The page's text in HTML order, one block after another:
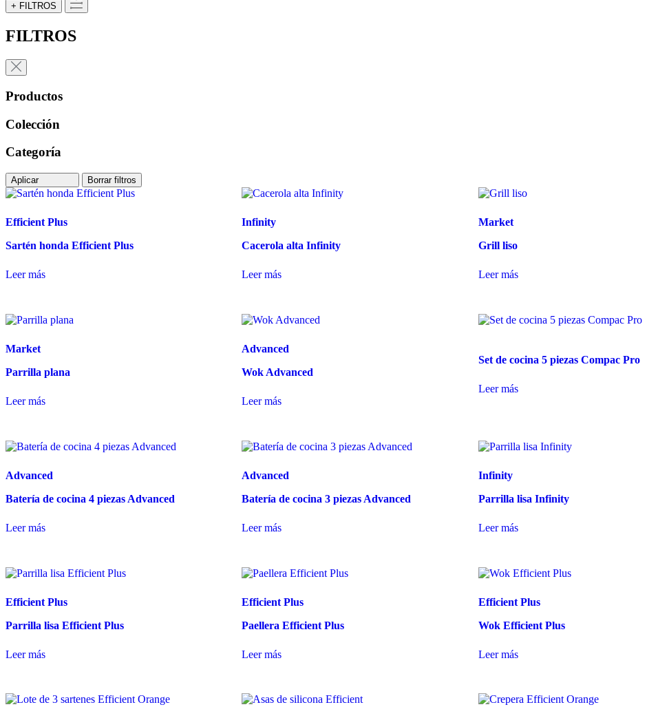
+ FILTROS
FILTROS
Productos
Colección
Categoría
Aplicar Borrar filtros
Efficient Plus
Sartén honda Efficient Plus
Leer más
Infinity
Cacerola alta Infinity
Leer más
Market
Grill liso
Leer más
Market
Parrilla plana
Leer más
Advanced
Wok Advanced
Leer más
Set de cocina 5 piezas Compac Pro
Leer más
Advanced
Batería de cocina 4 piezas Advanced
Leer más
Advanced
Batería de cocina 3 piezas Advanced
Leer más
Infinity
Parrilla lisa Infinity
Leer más
Efficient Plus
Parrilla lisa Efficient Plus
Leer más
Efficient Plus
Paellera Efficient Plus
Leer más
Efficient Plus
Wok Efficient Plus
Leer más